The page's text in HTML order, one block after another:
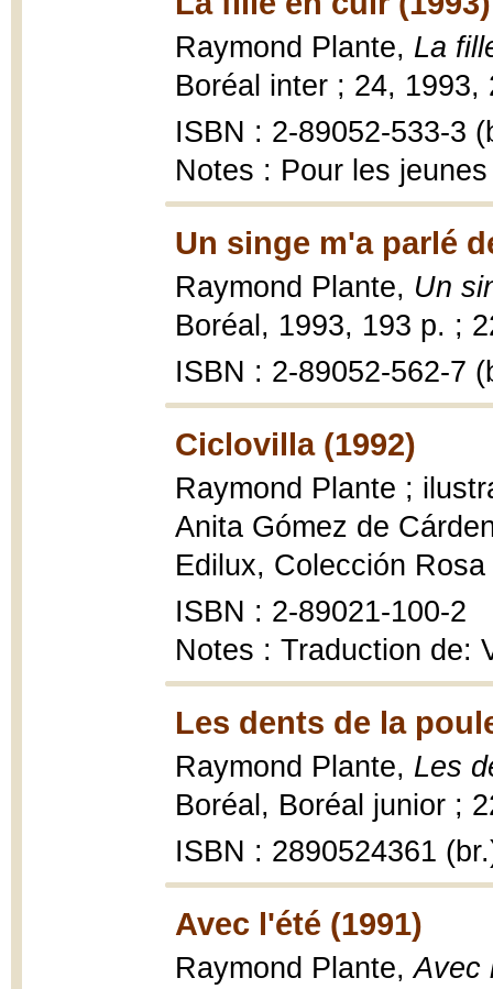
Raymond Plante, La
Boréal inter ; 24, 1993,
ISBN : 2-89052-533-3
Notes : Pour les jeunes
Un singe m'a parlé
Raymond Plante, Un
Boréal, 1993, 193 p. ;
ISBN : 2-89052-562-7
Ciclovilla (1992)
Raymond Plante ;
Anita Gómez de
Edilux, Colección
ISBN : 2-89021-100-2
Notes : Traduction de:
Les dents de la
Raymond Plante, Les
Boréal, Boréal junior ;
ISBN : 2890524361
Avec l'été (1991)
Raymond Plante,Avec